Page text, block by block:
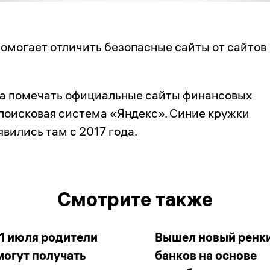
отличить безопасные сайты от сайтов
помечать официальные сайты финансовых
система «Яндекс». Синие кружки
там с 2017 года.
Смотрите также
июля родители
получать
Вышел новый
банков на основе